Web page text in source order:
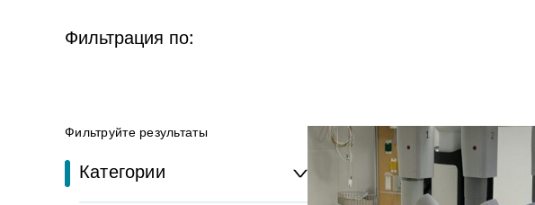
Фильтрация по:
Фильтруйте результаты
Категории